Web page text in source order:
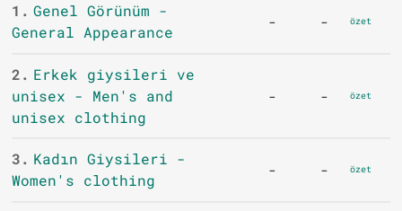
1. Genel Görünüm -
General Appearance
- - özet
2. Erkek giysileri ve
unisex - Men's and
unisex clothing
- - özet
3. Kadın Giysileri -
Women's clothing
- - özet